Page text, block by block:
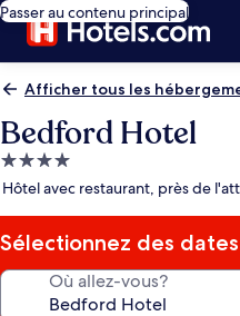
Passer au contenu principal
Afficher tous les
Bedford Hotel
Hébergement
4.0 étoiles
Hôtel avec restaurant, près de
Sélectionnez des
Où allez-vous?